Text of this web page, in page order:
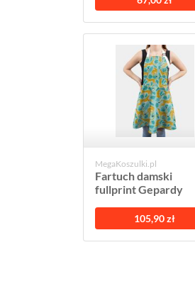
MegaKoszulki.pl
Fartuch damski
fullprint Gepardy
105,90 zł